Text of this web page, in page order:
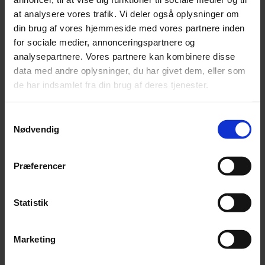
at analysere vores trafik. Vi deler også oplysninger om
din brug af vores hjemmeside med vores partnere inden
for sociale medier, annonceringspartnere og
analysepartnere. Vores partnere kan kombinere disse
data med andre oplysninger, du har givet dem, eller som
de har indsamlet fra din brug af deres tjenester.
Nødvendig
Præferencer
Statistik
Marketing
Annonce
FLERE NYHEDER